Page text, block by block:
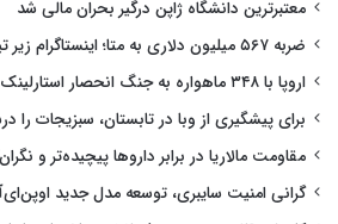
معتبرترین دانشگاه ژاپن درگیر بحران مالی شد
ضربه ۵۶۷ میلیون دلاری به متا؛ اینستاگرام زیر تیغ دادگاه
اروپا با ۳۴۸ ماهواره به جنگ انحصار استارلینک می‌رود
برای پیشگیری از وبا در تابستان، سبزیجات را
مقاومت مالاریا در برابر داروها پیچیده‌تر و
گرانی امنیت سایبری، توسعه مدل جدید